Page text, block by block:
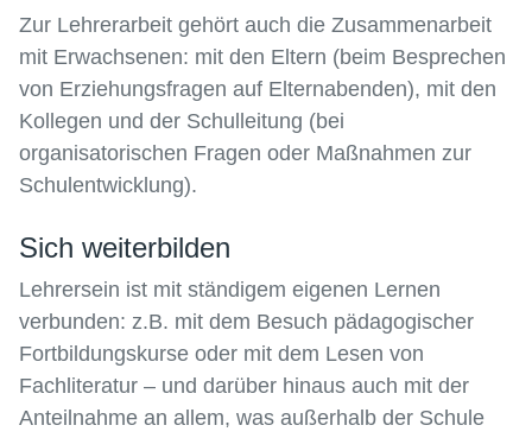
Zur Lehrerarbeit gehört auch die Zusammenarbeit
mit Erwachsenen: mit den Eltern (beim Besprechen
von Erziehungsfragen auf Elternabenden), mit den
Kollegen und der Schulleitung (bei
organisatorischen Fragen oder Maßnahmen zur
Schulentwicklung).
Sich weiterbilden
Lehrersein ist mit ständigem eigenen Lernen
verbunden: z.B. mit dem Besuch pädagogischer
Fortbildungskurse oder mit dem Lesen von
Fachliteratur – und darüber hinaus auch mit der
Anteilnahme an allem, was außerhalb der Schule